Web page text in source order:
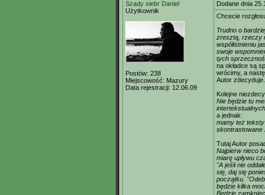
Szady siebr Daniel
Użytkownik
Postów: 238
Miejscowość: Mazury
Data rejestracji: 12.06.09
Dodane dnia
Chcecie
Trudno o
zresztą, rzeczy
współistnieniu
swoje
tych
na okładce są
wrócimy, a
Autor zdecyduje.
Kolejne
Nie będzie tu
a jednak:
mamy też teksty
skontrastowane
Tutaj Autor
Najpierw nieco
miarę upływu
"A jeśli nie
się, daj się
początku.
będzie kilka
Będzie